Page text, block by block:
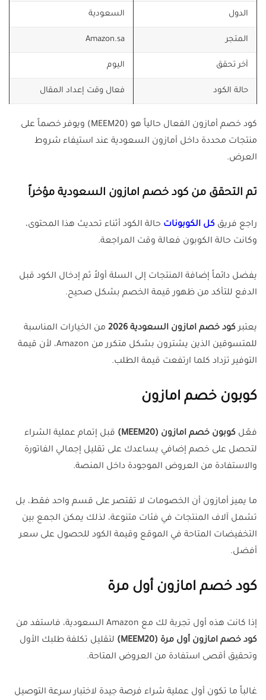
الدول السعودية
المتجر Amazon.sa
آخر تحقق اليوم
حالة الكود فعال وقت إعداد المقال
كود خصم أمازون الفعال حالياً هو (MEEM20) ويوفر خصماً على
منتجات محددة داخل أمازون السعودية عند استيفاء شروط
العرض.
تم التحقق من كود خصم امازون السعودية مؤخراً
راجع فريق كل الكوبونات حالة الكود أثناء تحديث هذا المحتوى،
وكانت حالة الكوبون فعالة وقت المراجعة.
يفضل دائماً إضافة المنتجات إلى السلة أولاً ثم إدخال الكود قبل
الدفع للتأكد من ظهور قيمة الخصم بشكل صحيح.
يعتبركود خصم امازون السعودية 2026
من الخيارات المناسبة
للمتسوقين الذين يشترون بشكل متكرر من Amazon، لأن قيمة
التوفير تزداد كلما ارتفعت قيمة الطلب.
كوبون خصم امازون
فعّل كوبون خصم امازون (MEEM20)
قبل إتمام عملية الشراء
لتحصل على خصم إضافي يساعدك على تقليل إجمالي الفاتورة
والاستفادة من العروض الموجودة داخل المنصة.
ما يميز أمازون أن الخصومات لا تقتصر على قسم واحد فقط، بل
تشمل آلاف المنتجات في فئات متنوعة، لذلك يمكن الجمع بين
التخفيضات المتاحة في الموقع وقيمة الكود للحصول على سعر
أفضل.
كود خصم امازون أول مرة
إذا كانت هذه أول تجربة لك مع Amazon السعودية، فاستفد من
كود خصم امازون أول مرة (MEEM20)
لتقليل تكلفة طلبك الأول
وتحقيق أقصى استفادة من العروض المتاحة.
غالباً ما تكون أول عملية شراء فرصة جيدة لاختبار سرعة التوصيل